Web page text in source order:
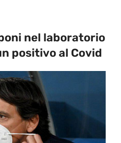
nel laboratorio
positivo al Covid